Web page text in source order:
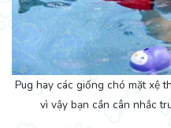
Pug hay các giống chó mặt xệ
vì vậy bạn cần cân nhắc